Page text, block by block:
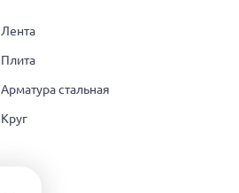
Лента
Плита
Арматура стальная
Круг